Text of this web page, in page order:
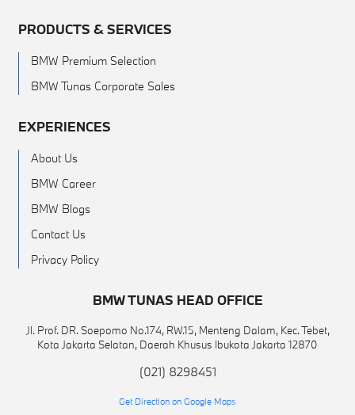
PRODUCTS & SERVICES
BMW Premium Selection
BMW Tunas Corporate Sales
EXPERIENCES
About Us
BMW Career
BMW Blogs
Contact Us
Privacy Policy
BMW TUNAS HEAD OFFICE
Jl. Prof. DR. Soepomo No.174, RW.15, Menteng Dalam, Kec. Tebet,
Kota Jakarta Selatan, Daerah Khusus Ibukota Jakarta 12870
(021) 8298451
Get Direction on Google Maps